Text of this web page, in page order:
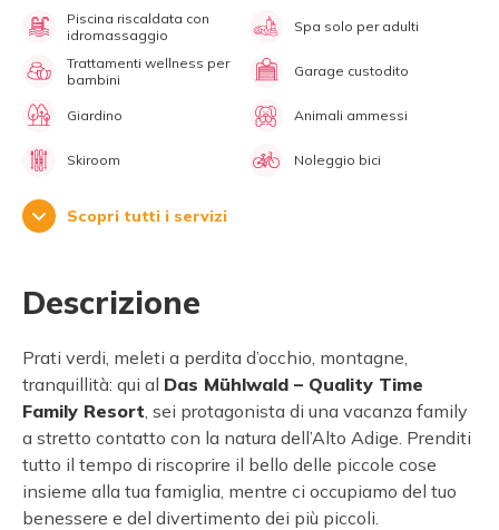
Piscina riscaldata con
idromassaggio
Spa solo per adulti
Trattamenti wellness per
bambini
Garage custodito
Giardino Animali ammessi
Skiroom Noleggio bici
Scopri tutti i servizi
Descrizione
Prati verdi, meleti a perdita d’occhio, montagne,
tranquillità: qui al Das Mühlwald – Quality Time
Family Resort, sei protagonista di una vacanza family
a stretto contatto con la natura dell’Alto Adige. Prenditi
tutto il tempo di riscoprire il bello delle piccole cose
insieme alla tua famiglia, mentre ci occupiamo del tuo
benessere e del divertimento dei più piccoli.